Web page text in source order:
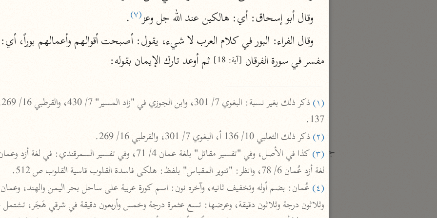
الجامع لأحكام القرآن
القرطبي (٦٧١ هـ)
نحو ٢٤ مجلدًا
نحو ١١ مجلدًا
جمع الأقوال
زاد المسير
ابن الجوزي (٥٩٧ هـ)
نحو ٥ مجلدات
التسهيل لعلوم التنزيل
ابن جُزَيّ (٧٤١ هـ)
نحو ٣ مجلدات
موسوعات
الآلوسي (١٢٧٠ هـ)
نحو ٢٨ مجلدًا
مفاتيح الغيب
فخر الدين الرازي (٦٠٦ هـ)
نحو ٢٤ مجلدًا
وقال أبو إسحاق: أي: هالكين عند الله جل وعز(٧) .
وقال الفراء: البور في كلام العرب لا شيء، يقول: أصبحت أقوالهم وأعمالهم بوراً،
مفسر في سورة الفرقان [آية: 18] ثم أوعد تارك الإيمان بقوله:
(١)
137.
(٢)
ذكر ذلك الثعلبي 10/ 136 أ، البغوي 7/ 301، والقرطبي 16/ 269.
(٣)
لغة أزد عُمان 6/ 78، وانظر: "تنوير المقباس" بلفظ: هلكى فاسدة القلوب قاسية القلوب ص 512.
(٤)